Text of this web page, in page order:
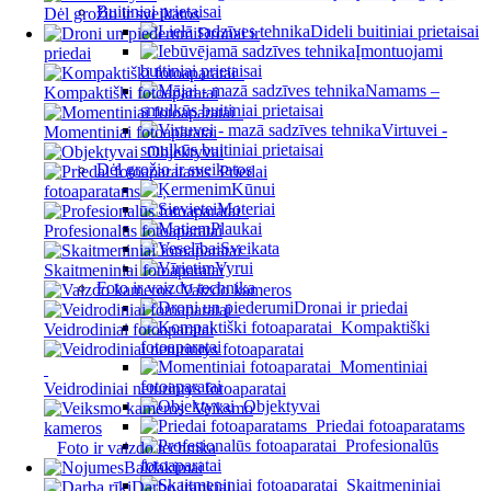
Dėl grožio ir sveikatos
Dronai ir
priedai
Kompaktiški fotoaparatai
Momentiniai fotoaparatai
Objektyvai
Priedai
fotoaparatams
Profesionalūs fotoaparatai
Skaitmeniniai fotoaparatai
Vaizdo kameros
Veidrodiniai fotoaparatai
Veidrodiniai neturintys fotoaparatai
Veiksmo
kameros
Foto ir vaizdo technika
Baldakimai
Darbo įrankiai
Buitiniai prietaisai
Dideli buitiniai prietaisai
Įmontuojami
buitiniai prietaisai
Namams –
smulkūs buitiniai prietaisai
Virtuvei -
smulkūs buitiniai prietaisai
Dėl grožio ir sveikatos
Kūnui
Moteriai
Plaukai
Sveikata
Vyrui
Foto ir vaizdo technika
Dronai ir priedai
Kompaktiški
fotoaparatai
Momentiniai
fotoaparatai
Objektyvai
Priedai fotoaparatams
Profesionalūs
fotoaparatai
Skaitmeniniai